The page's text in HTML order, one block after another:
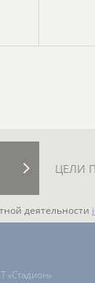
ЦЕЛИ
деятельности
«Стадион»